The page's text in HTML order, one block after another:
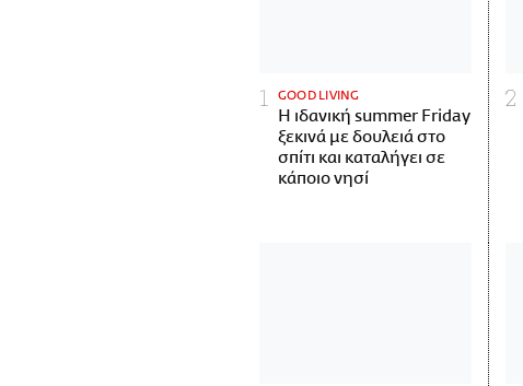
GOOD LIVING
Η ιδανική summer Friday
ξεκινά με δουλειά στο
σπίτι και καταλήγει σε
κάποιο νησί